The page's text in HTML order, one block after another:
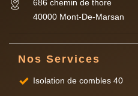
686 chemin de thore
40000 Mont-De-Marsan
Nos Services
Isolation de combles 40